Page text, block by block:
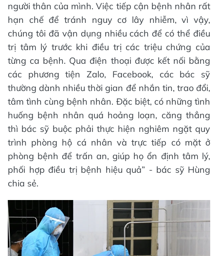
người thân của mình. Việc tiếp cận bệnh nhân rất
hạn chế để tránh nguy cơ lây nhiễm, vì vậy,
chúng tôi đã vận dụng nhiều cách để có thể điều
trị tâm lý trước khi điều trị các triệu chứng của
từng ca bệnh. Qua điện thoại được kết nối bằng
các phương tiện Zalo, Facebook, các bác sỹ
thường dành nhiều thời gian để nhắn tin, trao đổi,
tâm tình cùng bệnh nhân. Đặc biệt, có những tình
huống bệnh nhân quá hoảng loạn, căng thẳng
thì bác sỹ buộc phải thực hiện nghiêm ngặt quy
trình phòng hộ cá nhân và trực tiếp có mặt ở
phòng bệnh để trấn an, giúp họ ổn định tâm lý,
phối hợp điều trị bệnh hiệu quả” - bác sỹ Hùng
chia sẻ.